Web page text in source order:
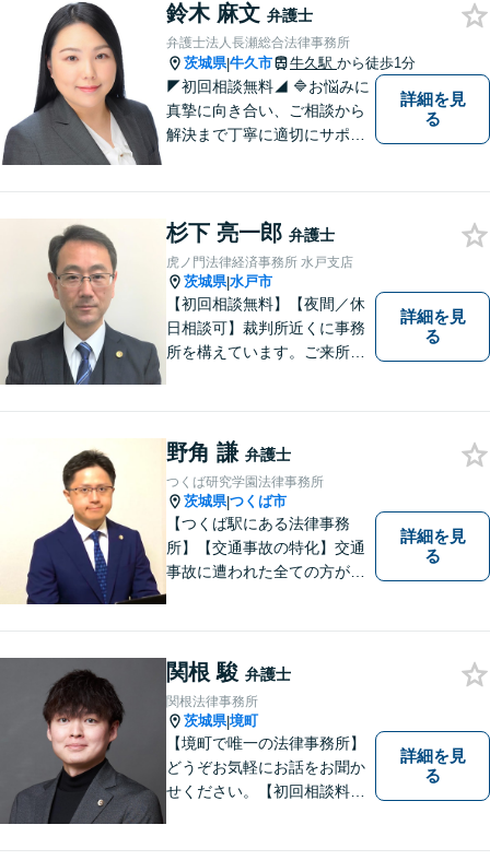
鈴木 麻文 弁護士
弁護士法人長瀬総合法律事務所
茨城県|牛久市 牛久駅 から徒歩1分
◤初回相談無料◢ 🔷お悩みに
真摯に向き合い、ご相談から
解決まで丁寧に適切にサポー
歩を踏み出しましょう。お気
軽にお問い合わせください。
詳細を見
る
杉下 亮一郎 弁護士
虎ノ門法律経済事務所 水戸支店
茨城県|水戸市
【初回相談無料】【夜間／休
日相談可】裁判所近くに事務
所を構えています。ご来所・
もに最善の解決を目指しま
詳細を見
る
野角 謙 弁護士
つくば研究学園法律事務所
茨城県|つくば市
【つくば駅にある法律事務
所】【交通事故の特化】交通
事故に遭われた全ての方が適
ニケーションを大切にし、最
善の解決へと導きます。
詳細を見
る
関根 駿 弁護士
関根法律事務所
茨城県|境町
【境町で唯一の法律事務所】
どうぞお気軽にお話をお聞か
せください。【初回相談料無
詳細を見
る